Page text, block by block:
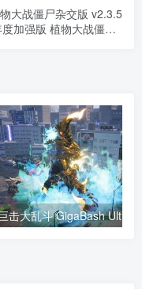
大战僵尸杂交版 v2.3.5
加强版 植物大战僵尸2